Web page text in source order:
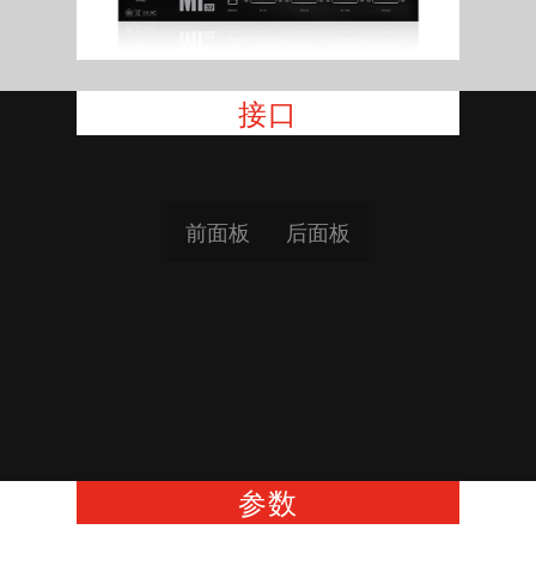
接口
前面板 后面板
参数